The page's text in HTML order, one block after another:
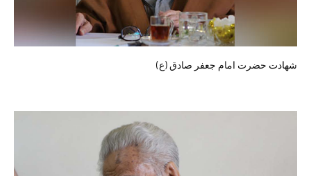
شهادت حضرت امام جعفر صادق (ع)